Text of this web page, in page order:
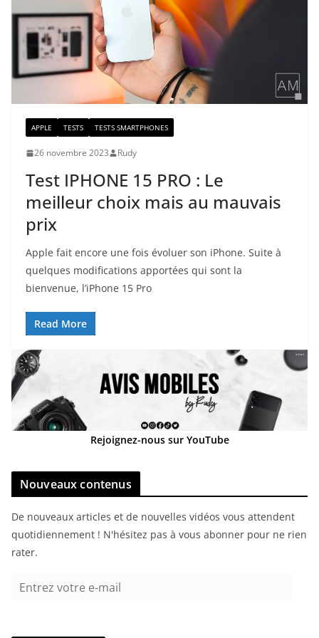
APPLE TESTS TESTS SMARTPHONES
26 novembre 2023 Rudy
Test IPHONE 15 PRO : Le
meilleur choix mais au mauvais
prix
Apple fait encore une fois évoluer son iPhone. Suite à
quelques modifications apportées qui sont la
bienvenue, l’iPhone 15 Pro
Read More
Rejoignez-nous sur YouTube
Nouveaux contenus
De nouveaux articles et de nouvelles vidéos vous attendent
quotidiennement ! N'hésitez pas à vous abonner pour ne rien
rater.
r